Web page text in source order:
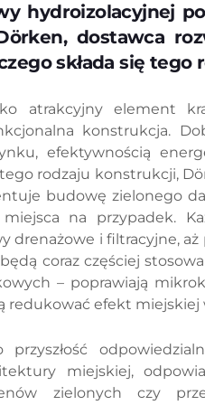
hydroizolacyjnej
dostawca
składa się
atrakcyjny element
konstrukcja.
efektywnością
rodzaju konstrukcji,
budowę zielonego
na przypadek.
drenażowe i filtracyjne,
coraz częściej
– poprawiają
redukować efekt miejskiej
miejskiej,
zielonych czy